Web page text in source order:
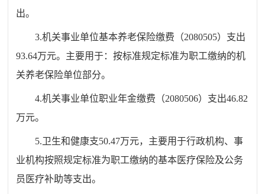
出。
3.机关事业单位基本养老保险缴费（2080505）支出
93.64万元。主要用于：按标准规定标准为职工缴纳的机
关养老保险单位部分。
4.机关事业单位职业年金缴费（2080506）支出46.82
万元。
5.卫生和健康支50.47万元，主要用于行政机构、事
业机构按照规定标准为职工缴纳的基本医疗保险及公务
员医疗补助等支出。